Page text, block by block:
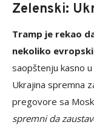
Zelenski:
Tramp je rekao
nekoliko
saopštenju kasno
Ukrajina spremna
pregovore sa
spremni da